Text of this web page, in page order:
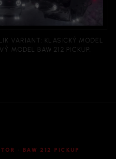
VARIANT: KLASICKÝ MODEL
MODEL BAW 212 PICKUP.
· BAW 212 PICKUP